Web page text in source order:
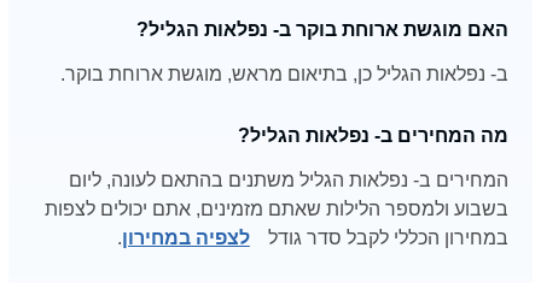
האם מוגשת ארוחת בוקר ב- נפלאות הגליל?
ב- נפלאות הגליל כן, בתיאום מראש, מוגשת ארוחת בוקר.
מה המחירים ב- נפלאות הגליל?
המחירים ב- נפלאות הגליל משתנים בהתאם לעונה, ליום
בשבוע ולמספר הלילות שאתם מזמינים, אתם יכולים לצפות
במחירון הכללי לקבל סדר גודל
לצפיה במחירון.